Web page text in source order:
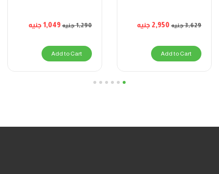
3,629جنيه 2,950 جنيه
Add to Cart
1,290جنيه 1,049جنيه
Add to Cart
1
2